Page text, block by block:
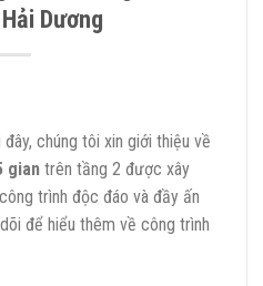
Dương
chúng tôi xin giới thiệu về
gian trên tầng 2 được xây
trình độc đáo và đầy ấn
để hiểu thêm về công trình